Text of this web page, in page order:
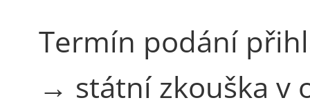
Termín podání
→ státní zkouška v